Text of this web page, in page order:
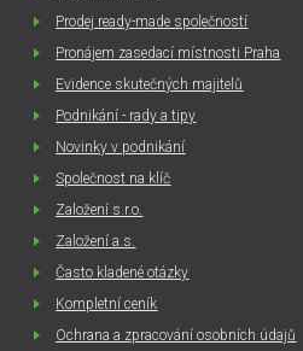
Prodej ready-made společností
Pronájem zasedací místnosti Praha
Evidence skutečných majitelů
Podnikání - rady a tipy
Novinky v podnikání
Společnost na klíč
Založení s.r.o.
Založení a.s.
Často kladené otázky
Kompletní ceník
Ochrana a zpracování osobních údajů